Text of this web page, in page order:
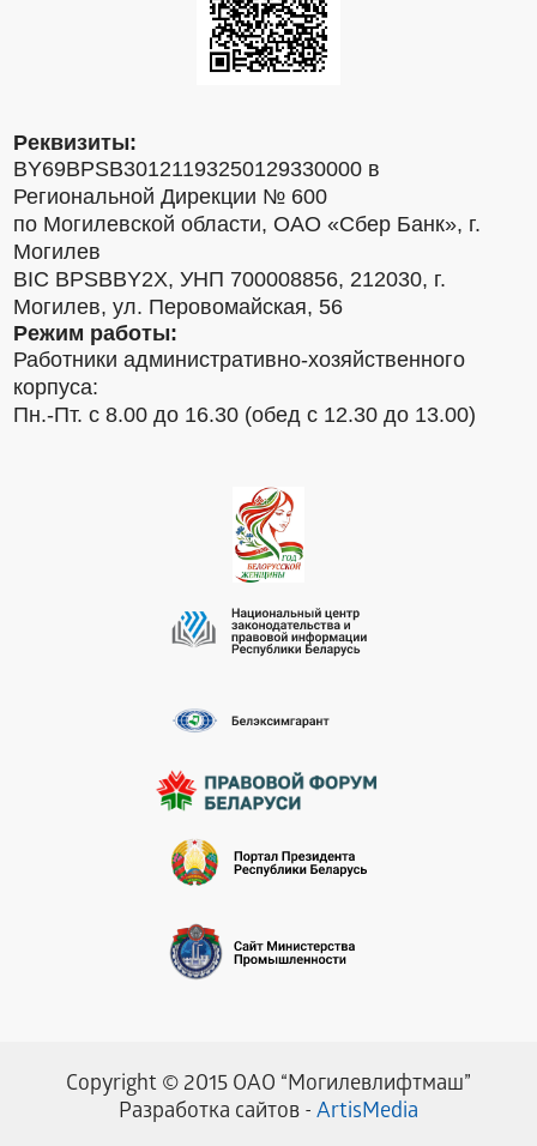
Реквизиты:
BY69BPSB30121193250129330000 в
Региональной Дирекции № 600
по Могилевской области, ОАО «Сбер Банк», г.
Могилев
BIC BPSBBY2X, УНП 700008856, 212030, г.
Могилев, ул. Перовомайская, 56
Режим работы:
Работники административно-хозяйственного
корпуса:
Пн.-Пт. с 8.00 до 16.30 (обед с 12.30 до 13.00)
Разработка сайтов - ArtisMedia
Copyright © 2015 ОАО “Могилевлифтмаш”